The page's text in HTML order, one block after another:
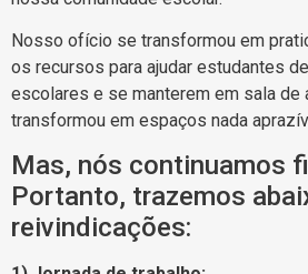
Nosso ofício se transformou em
os recursos para ajudar estudantes
escolares e se manterem em sala de
transformou em espaços nada
Mas, nós continuamos
Portanto, trazemos
reivindicações: